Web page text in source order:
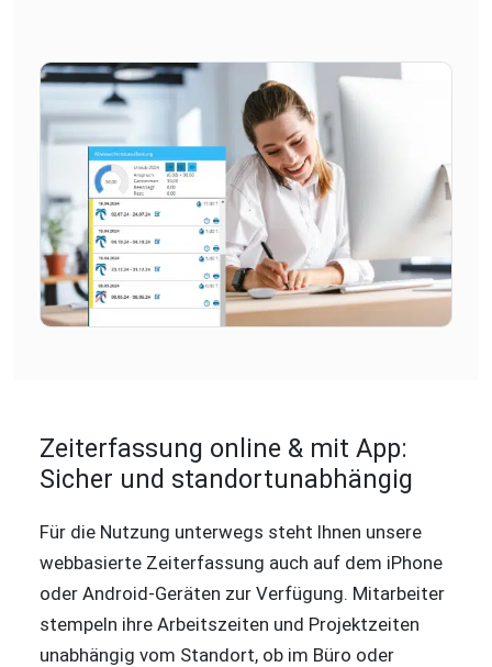
Zeiterfassung online & mit App:
Sicher und standortunabhängig
Für die Nutzung unterwegs steht Ihnen unsere
webbasierte Zeiterfassung auch auf dem iPhone
oder Android-Geräten zur Verfügung. Mitarbeiter
stempeln ihre Arbeitszeiten und Projektzeiten
unabhängig vom Standort, ob im Büro oder